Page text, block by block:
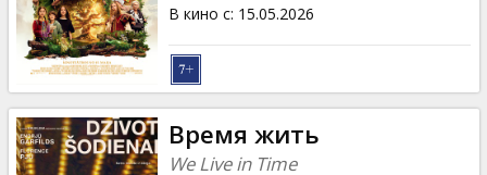
B2B
Клуб
В кино с: 15.05.2026
Время жить
We Live in Time